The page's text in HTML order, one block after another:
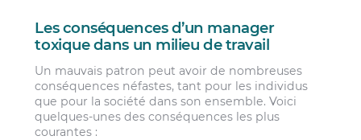
Les conséquences d’un manager
toxique dans un milieu de travail
Un mauvais patron peut avoir de nombreuses
conséquences néfastes, tant pour les individus
que pour la société dans son ensemble. Voici
quelques-unes des conséquences les plus
courantes :